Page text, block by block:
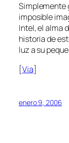
Simplemente
imposible
Intel, el alma
historia de
luz a su
[Via]
enero 9, 2006